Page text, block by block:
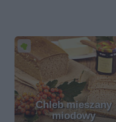
Chleb mieszany
miodowy